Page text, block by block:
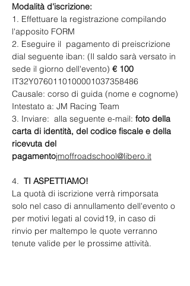
Modalità d'iscrizione:
1. Effettuare la registrazione compilando
l'apposito FORM
2. Eseguire il  pagamento di preiscrizione
dial seguente iban: (Il saldo sarà versato in
sede il giorno dell'evento) € 100
IT32Y0760110100001037358486
​Causale: corso di guida (nome e cognome)
Intestato a: JM Racing Team
3. Inviare: alla seguente e-mail: foto della
carta di identità, del codice fiscale e della
ricevuta del
pagamentojmoffroadschool@libero.it
4. TI ASPETTIAMO!
La quotà di iscrizione verrà rimporsata
solo nel caso di annullamento dell'evento o
per motivi legati al covid19, in caso di
rinvio per maltempo le quote verranno
tenute valide per le prossime attività.